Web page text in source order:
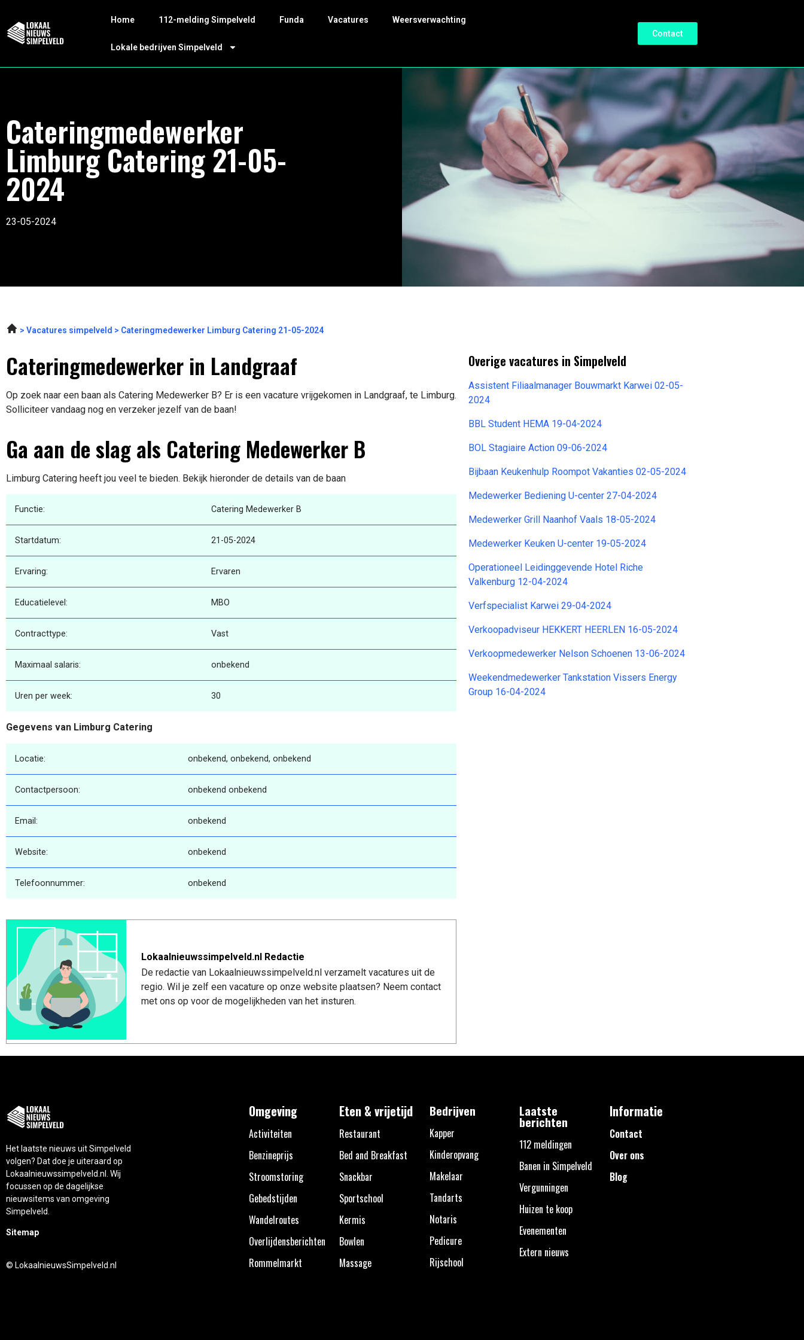
Home 112-melding Simpelveld Funda Vacatures Weersverwachting
Lokale bedrijven Simpelveld
Contact
Cateringmedewerker
Limburg Catering 21-05-
2024
23-05-2024
Vacatures simpelveld Cateringmedewerker Limburg Catering 21-05-2024
Cateringmedewerker in Landgraaf
Op zoek naar een baan als Catering Medewerker B? Er is een vacature vrijgekomen in Landgraaf, te Limburg.
Solliciteer vandaag nog en verzeker jezelf van de baan!
Ga aan de slag als Catering Medewerker B
Limburg Catering heeft jou veel te bieden. Bekijk hieronder de details van de baan
Functie: Catering Medewerker B
Startdatum: 21-05-2024
Ervaring: Ervaren
Educatielevel: MBO
Contracttype: Vast
Maximaal salaris: onbekend
Uren per week: 30
Gegevens van Limburg Catering
Locatie: onbekend, onbekend, onbekend
Contactpersoon: onbekend onbekend
Email: onbekend
Website: onbekend
Telefoonnummer: onbekend
Lokaalnieuwssimpelveld.nl Redactie
De redactie van Lokaalnieuwssimpelveld.nl verzamelt vacatures uit de
regio. Wil je zelf een vacature op onze website plaatsen? Neem contact
met ons op voor de mogelijkheden van het insturen.
Overige vacatures in Simpelveld
Assistent Filiaalmanager Bouwmarkt Karwei 02-05-
2024
BBL Student HEMA 19-04-2024
BOL Stagiaire Action 09-06-2024
Bijbaan Keukenhulp Roompot Vakanties 02-05-2024
Medewerker Bediening U-center 27-04-2024
Medewerker Grill Naanhof Vaals 18-05-2024
Medewerker Keuken U-center 19-05-2024
Operationeel Leidinggevende Hotel Riche
Valkenburg 12-04-2024
Verfspecialist Karwei 29-04-2024
Verkoopadviseur HEKKERT HEERLEN 16-05-2024
Verkoopmedewerker Nelson Schoenen 13-06-2024
Weekendmedewerker Tankstation Vissers Energy
Group 16-04-2024
Het laatste nieuws uit Simpelveld
volgen? Dat doe je uiteraard op
Lokaalnieuwssimpelveld.nl. Wij
focussen op de dagelijkse
nieuwsitems van omgeving
Simpelveld.
Sitemap
© LokaalnieuwsSimpelveld.nl
Omgeving
Activiteiten
Benzineprijs
Stroomstoring
Gebedstijden
Wandelroutes
Overlijdensberichten
Rommelmarkt
Eten & vrijetijd
Restaurant
Bed and Breakfast
Snackbar
Sportschool
Kermis
Bowlen
Massage
Bedrijven
Kapper
Kinderopvang
Makelaar
Tandarts
Notaris
Pedicure
Rijschool
Laatste
berichten
112 meldingen
Banen in Simpelveld
Vergunningen
Huizen te koop
Evenementen
Extern nieuws
Informatie
Contact
Over ons
Blog